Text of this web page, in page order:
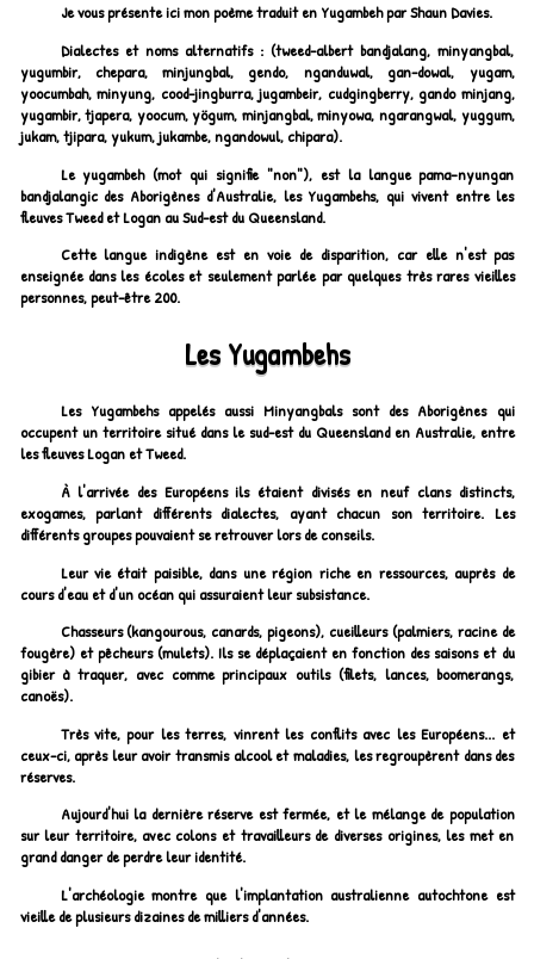
Je vous présente ici mon poème traduit en Yugambeh par Shaun Davies.
Dialectes et noms alternatifs : (tweed-albert bandjalang, minyangbal,
yugumbir, chepara, minjungbal, gendo, nganduwal, gan-dowal, yugam,
yoocumbah, minyung, cood-jingburra, jugambeir, cudgingberry, gando minjang,
yugambir, tjapera, yoocum, yögum, minjangbal, minyowa, ngarangwal, yuggum,
jukam, tjipara, yukum, jukambe, ngandowul, chipara).
Le yugambeh (mot qui signifie "non"), est la langue pama–nyungan
bandjalangic des Aborigènes d'Australie, les Yugambehs, qui vivent entre les
fleuves Tweed et Logan au Sud-est du Queensland.
Cette langue indigène est en voie de disparition, car elle n'est pas
enseignée dans les écoles et seulement parlée par quelques très rares vieilles
personnes, peut-être 200.
Les Yugambehs
Les Yugambehs appelés aussi Minyangbals sont des Aborigènes qui
occupent un territoire situé dans le sud-est du Queensland en Australie, entre
les fleuves Logan et Tweed.
À l'arrivée des Européens ils étaient divisés en neuf clans distincts,
exogames, parlant différents dialectes, ayant chacun son territoire. Les
différents groupes pouvaient se retrouver lors de conseils.
Leur vie était paisible, dans une région riche en ressources, auprès de
cours d'eau et d'un océan qui assuraient leur subsistance.
Chasseurs (kangourous, canards, pigeons), cueilleurs (palmiers, racine de
fougère) et pêcheurs (mulets). Ils se déplaçaient en fonction des saisons et du
gibier à traquer, avec comme principaux outils (filets, lances, boomerangs,
canoës).
Très vite, pour les terres, vinrent les conflits avec les Européens... et
ceux-ci, après leur avoir transmis alcool et maladies, les regroupèrent dans des
réserves.
Aujourd'hui la dernière réserve est fermée, et le mélange de population
sur leur territoire, avec colons et travailleurs de diverses origines, les met en
grand danger de perdre leur identité.
L'archéologie montre que l'implantation australienne autochtone est
vieille de plusieurs dizaines de milliers d'années.